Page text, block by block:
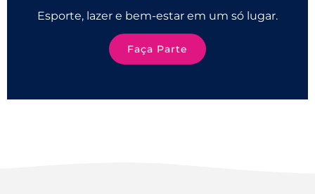
Esporte, lazer e bem-estar em um só lugar.
Faça Parte